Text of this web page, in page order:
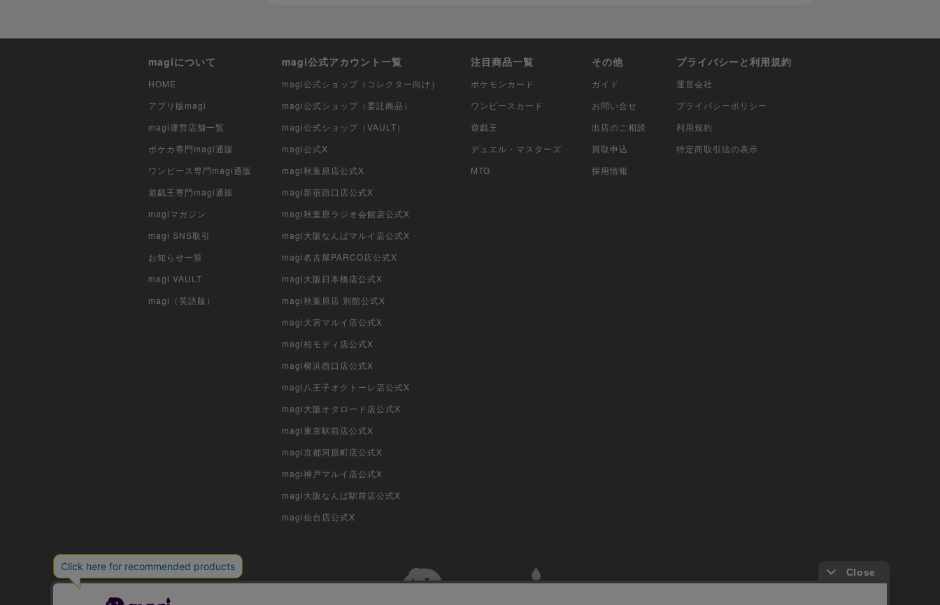
magiについて
HOME
アプリ版magi
magi運営店舗一覧
ポケカ専門magi通販
ワンピース専門magi通販
遊戯王専門magi通販
magiマガジン
magi SNS取引
お知らせ一覧
magi VAULT
magi（英語版）
magi公式アカウント一覧
magi公式ショップ（コレクター向け）
magi公式ショップ（委託商品）
magi公式ショップ（VAULT）
magi公式X
magi秋葉原店公式X
magi新宿西口店公式X
magi秋葉原ラジオ会館店公式X
magi大阪なんばマルイ店公式X
magi名古屋PARCO店公式X
magi大阪日本橋店公式X
magi秋葉原店 別館公式X
magi大宮マルイ店公式X
magi柏モディ店公式X
magi横浜西口店公式X
magi八王子オクトーレ店公式X
magi大阪オタロード店公式X
magi東京駅前店公式X
magi京都河原町店公式X
magi神戸マルイ店公式X
magi大阪なんば駅前店公式X
magi仙台店公式X
注目商品一覧
ポケモンカード
ワンピースカード
遊戯王
デュエル・マスターズ
MTG
その他
ガイド
お問い合せ
出店のご相談
買取申込
採用情報
プライバシーと利用規約
運営会社
プライバシーポリシー
利用規約
特定商取引法の表示